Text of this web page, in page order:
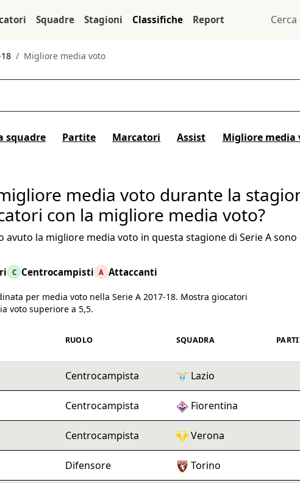
Squadre Stagioni Classifiche Report
Migliore media voto
squadre Partite Marcatori Assist Migliore media
media voto durante la
con la migliore media voto?
avuto la migliore media voto in questa stagione di Serie A sono
C Centrocampisti A Attaccanti
per media voto nella Serie A 2017-18. Mostra giocatori
voto superiore a 5,5.
RUOLO SQUADRA
Centrocampista Lazio
Centrocampista Fiorentina
Centrocampista Verona
Difensore Torino